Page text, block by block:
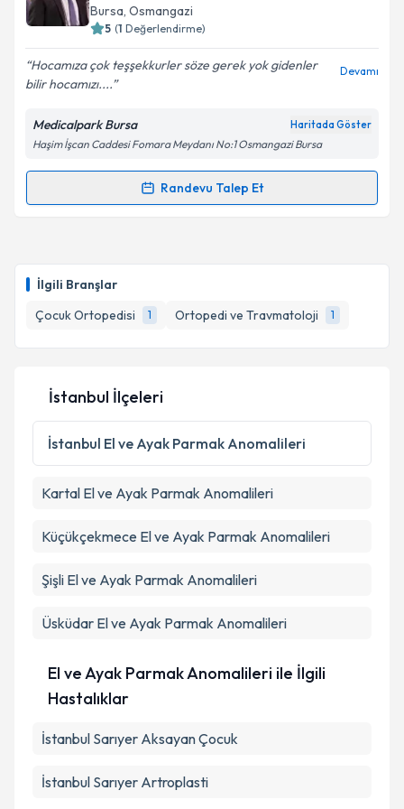
İlgili Branşlar
Çocuk Ortopedisi
1 Ortopedi ve Travmatoloji 1
takvim hazırlandığında e-posta ile bilgilendireceğiz.
Kişisel verilerimin işlenmesine ilişkin
Aydınlatma
Metni'ni okudum ve kişisel verilerimin belirtilen
kapsamda işlenmesini kabul ediyorum.
Bursa, Osmangazi
5 (1 Değerlendirme)
Hocamıza çok teşşekkurler söze gerek yok gidenler
bilir hocamızı....
Devamı
Medicalpark Bursa Haritada Göster
Haşim İşcan Caddesi Fomara Meydanı No:1 Osmangazi Bursa
Randevu Talep Et
Randevu Takvimi Talebi
takvim hazırlandığında e-posta ile bilgilendireceğiz.
E-posta Adresiniz
Kişisel verilerimin işlenmesine ilişkinAydınlatma
Metni
'ni okudum ve kişisel verilerimin belirtilen
kapsamda işlenmesini kabul ediyorum.
İstanbul İlçeleri
İstanbul El ve Ayak Parmak Anomalileri
Kartal El ve Ayak Parmak Anomalileri
Küçükçekmece El ve Ayak Parmak Anomalileri
Şişli El ve Ayak Parmak Anomalileri
Üsküdar El ve Ayak Parmak Anomalileri
El ve Ayak Parmak Anomalileri ile İlgili
Hastalıklar
İstanbul Sarıyer Aksayan Çocuk
İstanbul Sarıyer Artroplasti